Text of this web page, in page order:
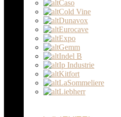
Caso
Cold Vine
Dunavox
Eurocave
Expo
Gemm
Indel B
Ip Industrie
Kitfort
LaSommeliere
Liebherr